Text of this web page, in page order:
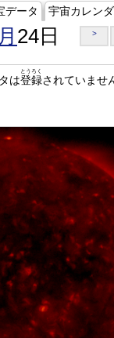
データ 宇宙カレン
24日 >
は登録
とうろく
されていませ